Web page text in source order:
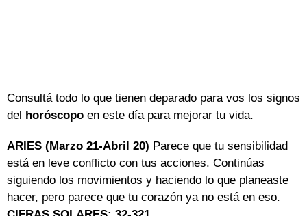
Consultá todo lo que tienen deparado para vos los signos
del horóscopo en este día para mejorar tu vida.
ARIES (Marzo 21-Abril 20) Parece que tu sensibilidad
está en leve conflicto con tus acciones. Continúas
siguiendo los movimientos y haciendo lo que planeaste
hacer, pero parece que tu corazón ya no está en eso.